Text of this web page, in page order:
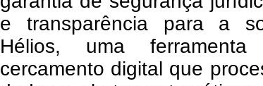
e transparência para a
Hélios, uma ferramenta
cercamento digital que